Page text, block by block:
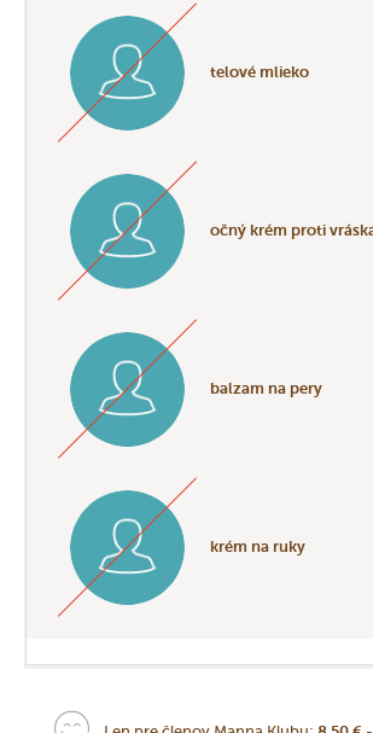
telové mlieko
očný krém proti
balzam na pery
krém na ruky